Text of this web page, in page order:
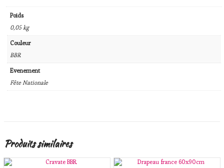
Poids
0,05 kg
Couleur
BBR
Evenement
Fête Nationale
Produits similaires